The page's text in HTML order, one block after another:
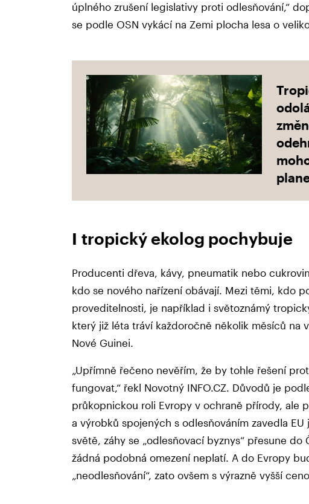
úplného zrušení legislativy proti odlesňování,“
se podle OSN vykácí na Zemi plocha lesa o
I tropický ekolog pochybuje
Producenti dřeva, kávy, pneumatik nebo
kdo se nového nařízení obávají. Mezi těmi, kdo
proveditelnosti, je například i světoznámý
který již léta tráví každoročně několik měsíců na
Nové Guinei.
„Upřímně řečeno nevěřím, že by tohle řešení
fungovat,“ řekl Novotný INFO.CZ. Důvodů je
průkopnickou roli Evropy v ochraně přírody, ale
a výrobků spojených s odlesňováním zavedla EU
světě, záhy se „odlesňovací byznys“ přesune do
žádná podobná omezení neplatí. A do Evropy
„neodlesňování“, zato ovšem s výrazně vyšší